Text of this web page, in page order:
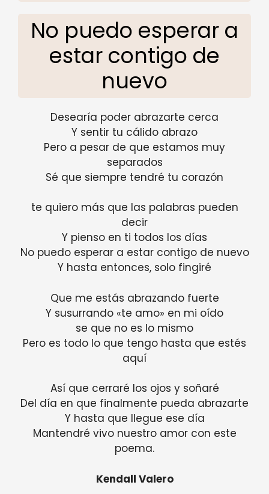
No puedo esperar a
estar contigo de
nuevo
Desearía poder abrazarte cerca
Y sentir tu cálido abrazo
Pero a pesar de que estamos muy
separados
Sé que siempre tendré tu corazón
te quiero más que las palabras pueden
decir
Y pienso en ti todos los días
No puedo esperar a estar contigo de nuevo
Y hasta entonces, solo fingiré
Que me estás abrazando fuerte
Y susurrando «te amo» en mi oído
se que no es lo mismo
Pero es todo lo que tengo hasta que estés
aquí
Así que cerraré los ojos y soñaré
Del día en que finalmente pueda abrazarte
Y hasta que llegue ese día
Mantendré vivo nuestro amor con este
poema.
Kendall Valero